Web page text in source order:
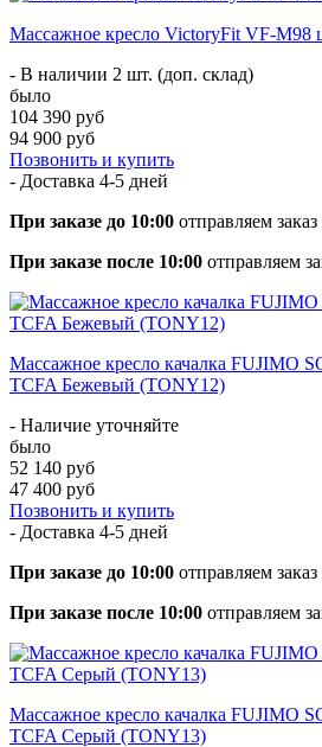
Массажное кресло VictoryFit VF-M98
- В наличии 2 шт. (доп. склад)
было
104 390 руб
94 900 руб
Позвонить и купить
- Доставка 4-5 дней
При заказе до 10:00 отправляем
При заказе после 10:00 отправляем
Массажное кресло качалка FUJIMO
TCFA Бежевый (TONY12)
- Наличие уточняйте
было
52 140 руб
47 400 руб
Позвонить и купить
- Доставка 4-5 дней
При заказе до 10:00 отправляем
При заказе после 10:00 отправляем
Массажное кресло качалка FUJIMO
TCFA Серый (TONY13)